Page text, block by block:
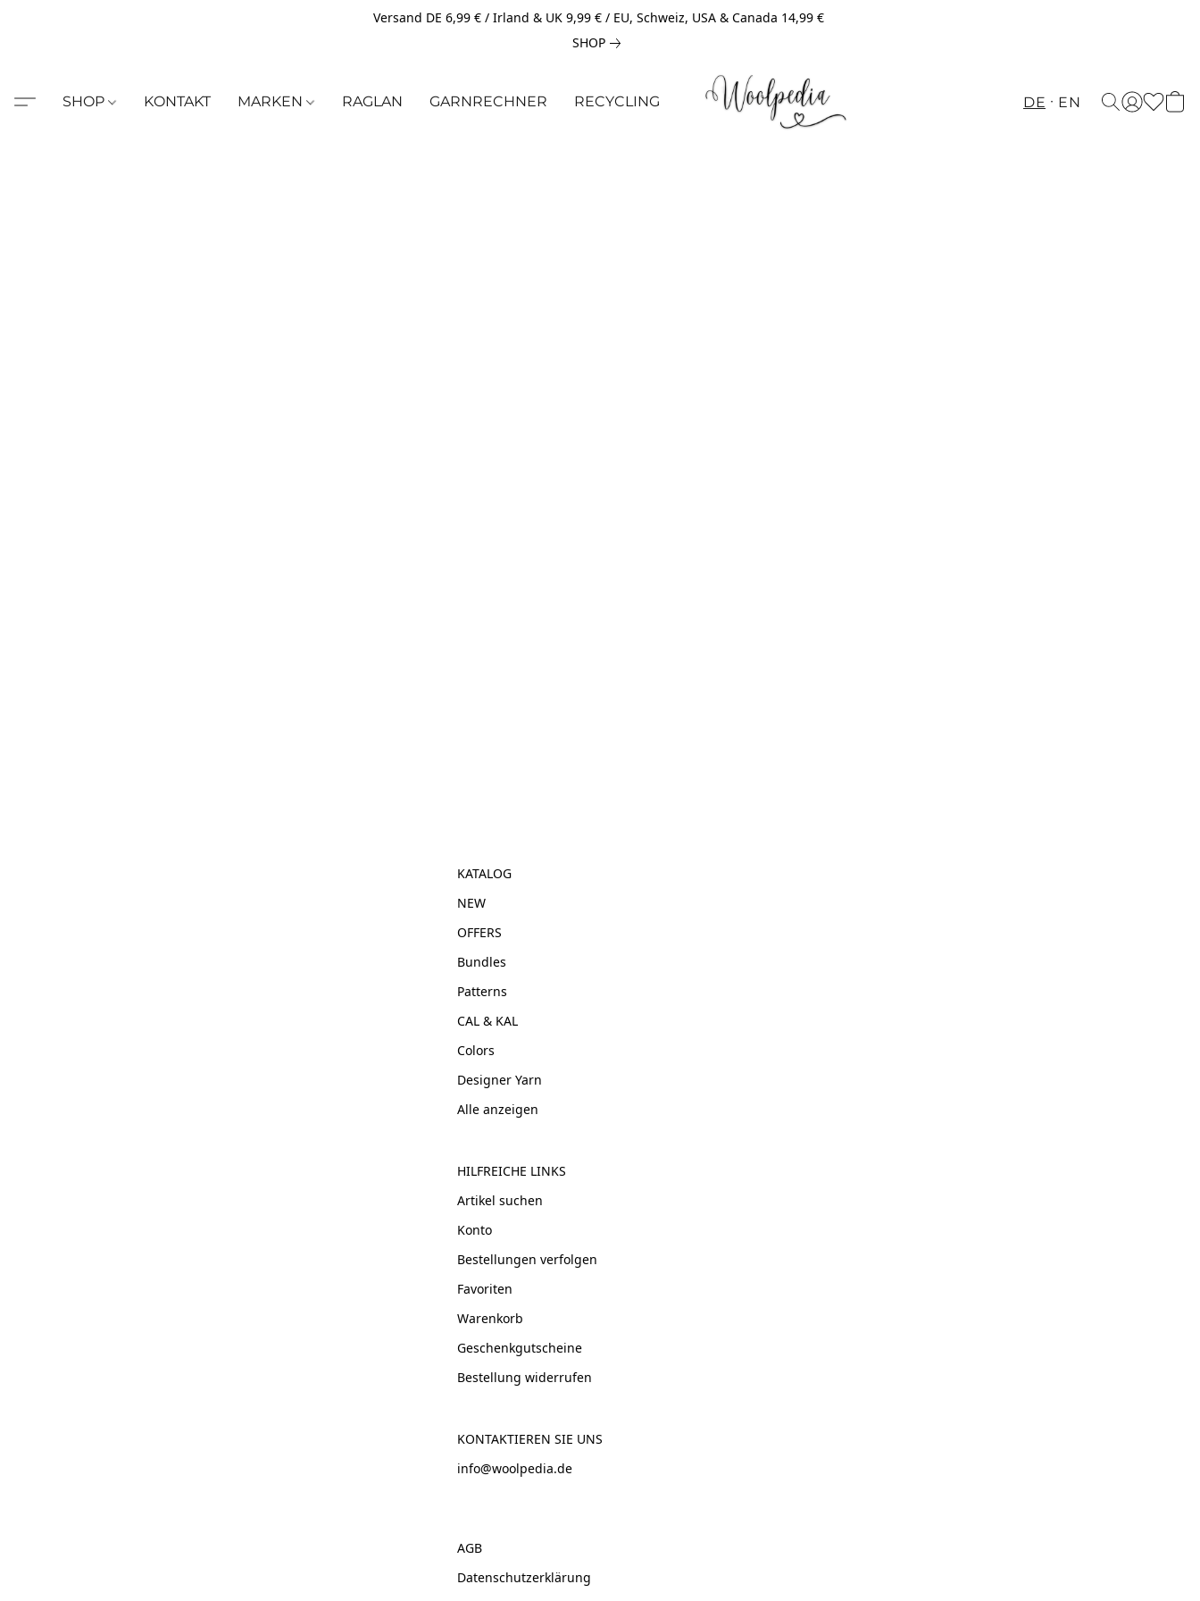
Versand DE 6,99 € / Irland & UK 9,99 € / EU, Schweiz, USA & Canada 14,99 €
SHOP
SHOP KONTAKT MARKEN RAGLAN GARNRECHNER RECYCLING DE EN
KATALOG
NEW
OFFERS
Bundles
Patterns
CAL & KAL
Colors
Designer Yarn
Alle anzeigen
HILFREICHE LINKS
Artikel suchen
Konto
Bestellungen verfolgen
Favoriten
Warenkorb
Geschenkgutscheine
Bestellung widerrufen
KONTAKTIEREN SIE UNS
info@woolpedia.de
AGB
Datenschutzerklärung